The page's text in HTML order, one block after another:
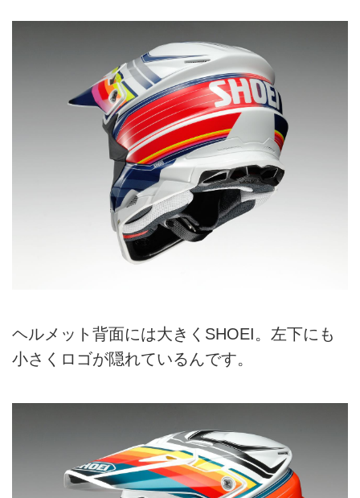
ヘルメット背面には大きくSHOEI。左下にも
小さくロゴが隠れているんです。